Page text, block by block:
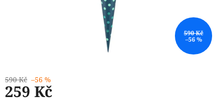
590 Kč
–56 %
590 Kč –56 %
259 Kč